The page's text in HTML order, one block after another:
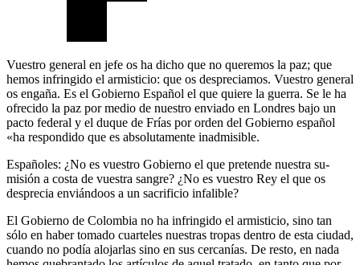
Vuestro general en jefe os ha dicho que no queremos la paz; que
hemos infringido el armisticio: que os despreciamos. Vuestro general
os engaña. Es el Gobierno Español el que quiere la guerra. Se le ha
ofrecido la paz por medio de nuestro enviado en Londres bajo un
pacto federal y el duque de Frías por orden del Gobierno español
«ha respondido que es absolutamente inadmisible.
Españoles: ¿No es vuestro Gobierno el que pretende nuestra su­
misión a costa de vuestra sangre? ¿No es vuestro Rey el que os
desprecia enviándoos a un sacrificio infalible?
El Gobierno de Colombia no ha infringido el armisticio, sino tan
sólo en haber tomado cuarteles nuestras tropas dentro de esta ciu­dad,
cuando no podía alojarlas sino en sus cercanías. De resto, en nada